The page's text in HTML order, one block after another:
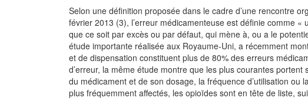
Selon une définition proposée dans le cadre d’une rencontre
février 2013 (3), l’erreur médicamenteuse est définie comme
que ce soit par excès ou par défaut, qui mène à, ou a le
étude importante réalisée aux Royaume-Uni, a récemment
et de dispensation constituent plus de 80% des erreurs
d’erreur, la même étude montre que les plus courantes
du médicament et de son dosage, la fréquence d’utilisation ou
plus fréquemment affectés, les opioïdes sont en tête de liste,